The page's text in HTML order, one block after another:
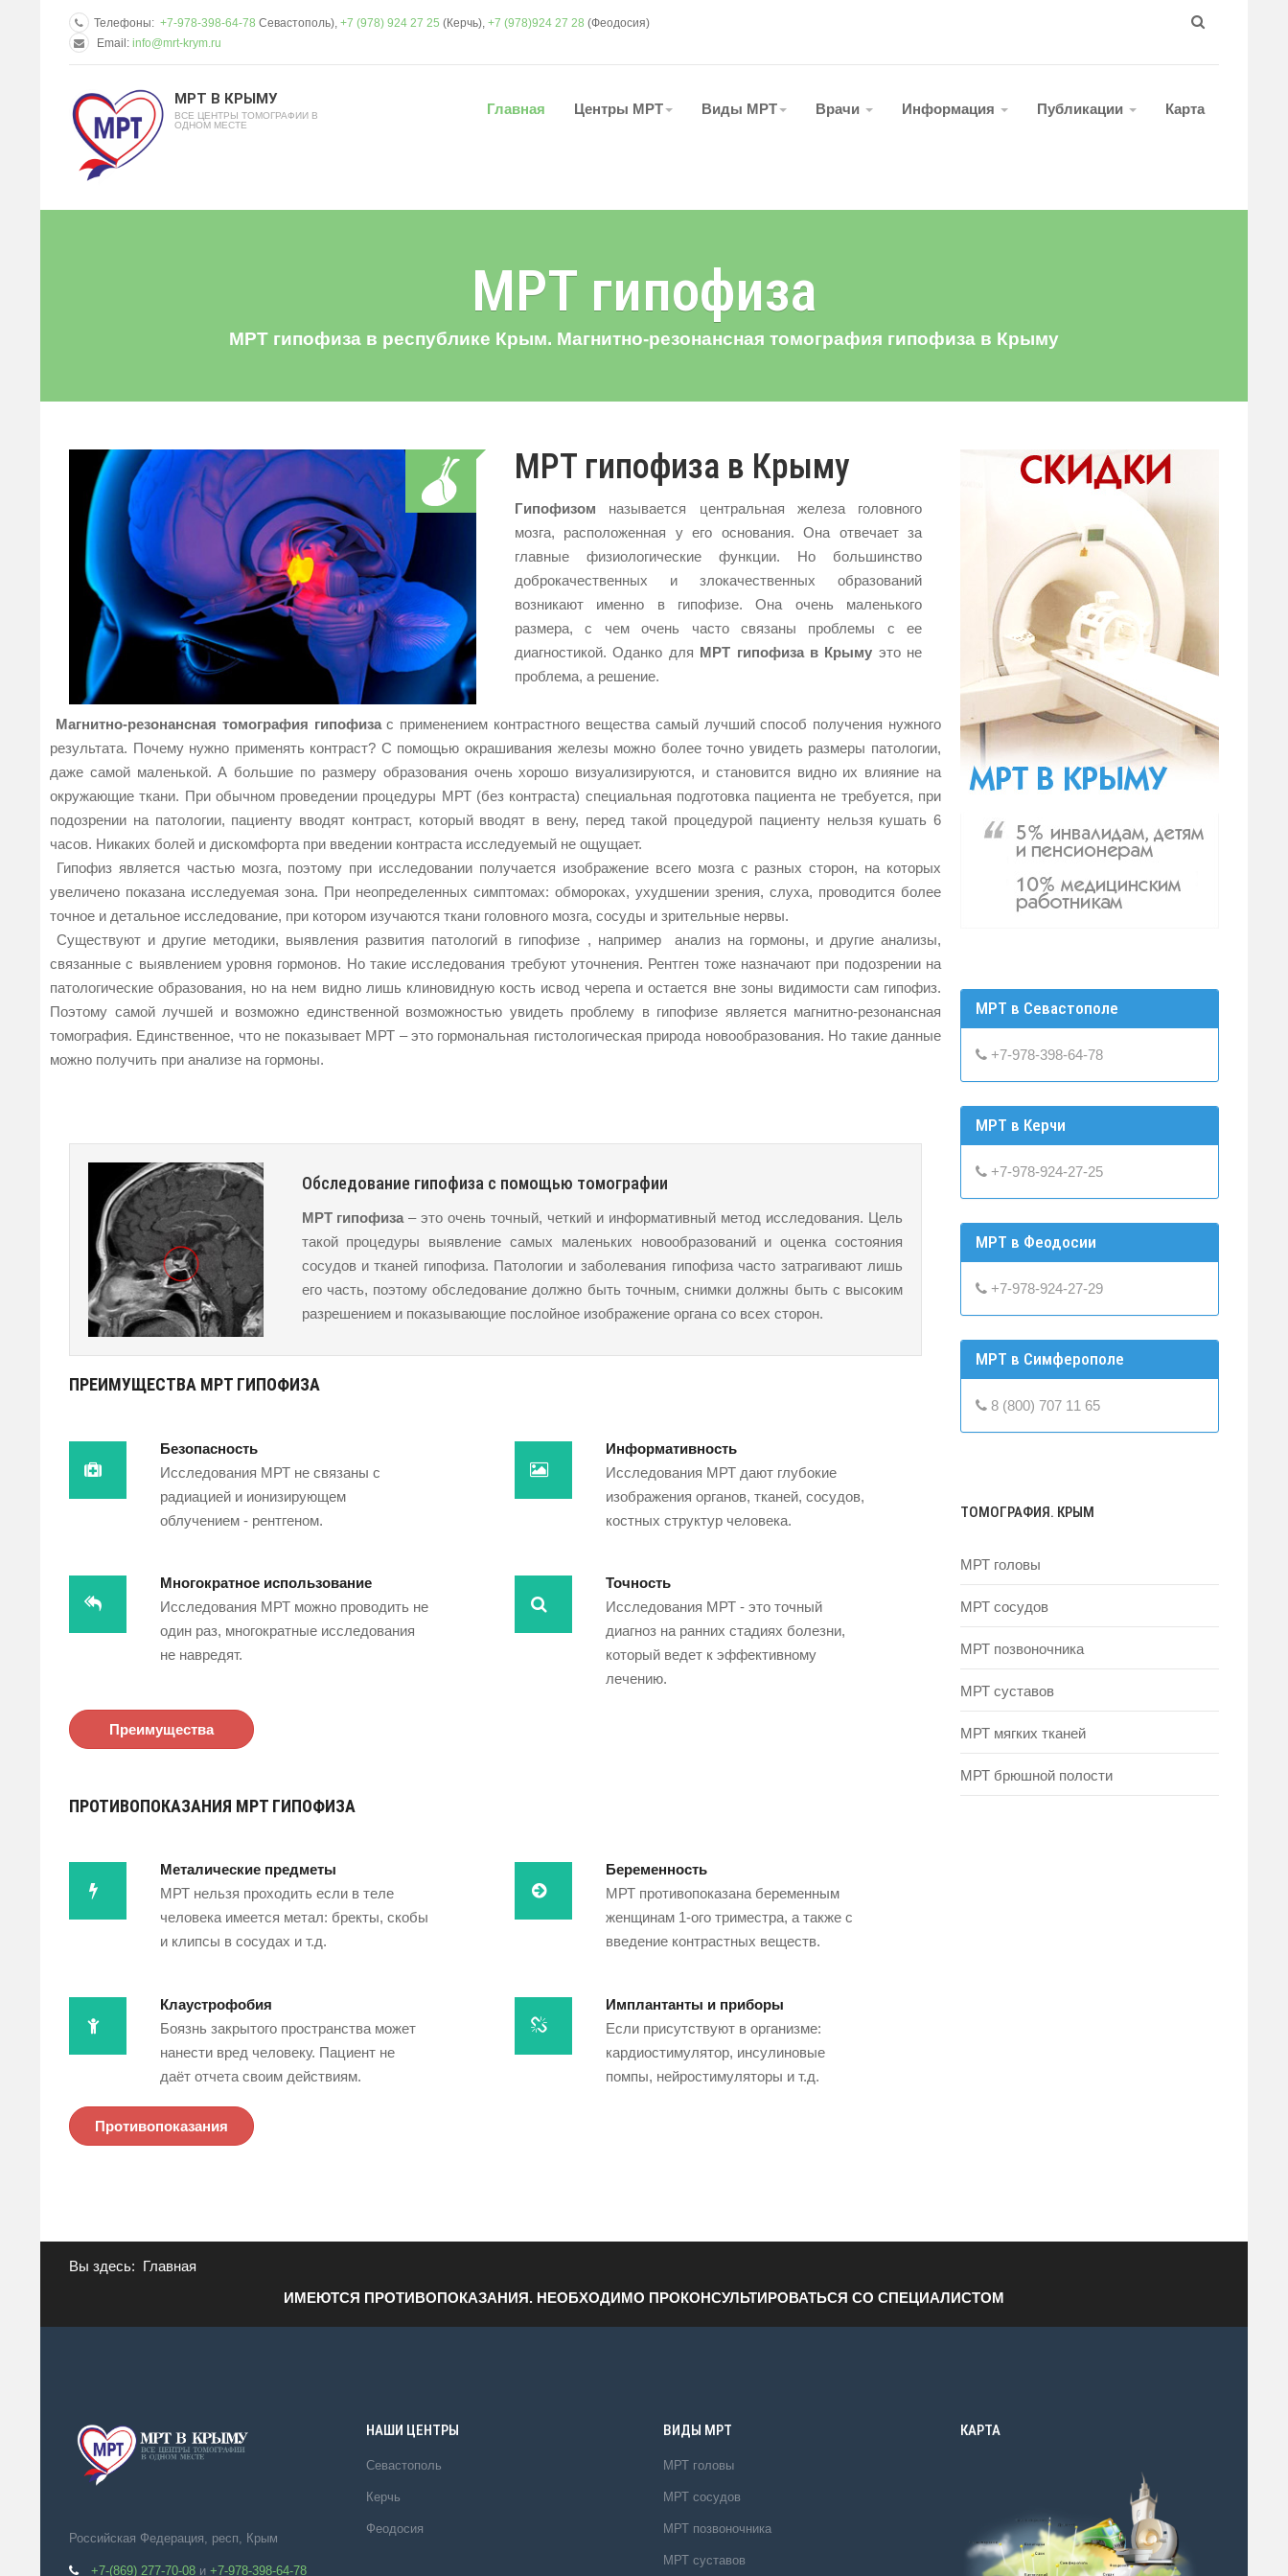
Телефоны: +7-978-398-64-78 Севастополь), +7 (978) 924 27 25 (Керчь), +7 (978)924 27 28 (Феодосия)
Email: info@mrt-krym.ru
МРТ В КРЫМУ
ВСЕ ЦЕНТРЫ ТОМОГРАФИИ В
ОДНОМ МЕСТЕ
Главная Центры МРТ Виды МРТ Врачи Информация Публикации Карта
МРТ гипофиза
МРТ гипофиза в республике Крым. Магнитно-резонансная томография гипофиза в Крыму
МРТ гипофиза в Крыму
Гипофизом называется центральная железа головного
мозга, расположенная у его основания. Она отвечает за
главные физиологические функции. Но большинство
доброкачественных и злокачественных образований
возникают именно в гипофизе. Она очень маленького
размера, с чем очень часто связаны проблемы с ее
диагностикой. Оданко для МРТ гипофиза в Крыму это не
проблема, а решение.
Магнитно-резонансная томография гипофизас применением контрастного вещества самый лучший способ получения нужного
результата. Почему нужно применять контраст? С помощью окрашивания железы можно более точно увидеть размеры патологии,
даже самой маленькой. А большие по размеру образования очень хорошо визуализируются, и становится видно их влияние на
окружающие ткани. При обычном проведении процедуры МРТ (без контраста) специальная подготовка пациента не требуется, при
подозрении на патологии, пациенту вводят контраст, который вводят в вену, перед такой процедурой пациенту нельзя кушать 6
часов. Никаких болей и дискомфорта при введении контраста исследуемый не ощущает.
Гипофиз является частью мозга, поэтому при исследовании получается изображение всего мозга с разных сторон, на которых
увеличено показана исследуемая зона. При неопределенных симптомах: обмороках, ухудшении зрения, слуха, проводится более
точное и детальное исследование, при котором изучаются ткани головного мозга, сосуды и зрительные нервы.
Существуют и другие методики, выявления развития патологий в гипофизе , например анализ на гормоны, и другие анализы,
связанные с выявлением уровня гормонов. Но такие исследования требуют уточнения. Рентген тоже назначают при подозрении на
патологические образования, но на нем видно лишь клиновидную кость исвод черепа и остается вне зоны видимости сам гипофиз.
Поэтому самой лучшей и возможно единственной возможностью увидеть проблему в гипофизе является магнитно-резонансная
томография. Единственное, что не показывает МРТ – это гормональная гистологическая природа новообразования. Но такие данные
можно получить при анализе на гормоны.
Обследование гипофиза с помощью томографии
МРТ гипофиза – это очень точный, четкий и информативный метод исследования. Цель
такой процедуры выявление самых маленьких новообразований и оценка состояния
сосудов и тканей гипофиза. Патологии и заболевания гипофиза часто затрагивают лишь
его часть, поэтому обследование должно быть точным, снимки должны быть с высоким
разрешением и показывающие послойное изображение органа со всех сторон.
ПРЕИМУЩЕСТВА МРТ ГИПОФИЗА
Безопасность
Исследования МРТ не связаны с
радиацией и ионизирующем
облучением - рентгеном.
Многократное использование
Исследования МРТ можно проводить не
один раз, многократные исследования
не навредят.
Информативность
Исследования МРТ дают глубокие
изображения органов, тканей, сосудов,
костных структур человека.
Точность
Исследования МРТ - это точный
диагноз на ранних стадиях болезни,
который ведет к эффективному
лечению.
Преимущества
ПРОТИВОПОКАЗАНИЯ МРТ ГИПОФИЗА
Металические предметы
МРТ нельзя проходить если в теле
человека имеется метал: бректы, скобы
и клипсы в сосудах и т.д.
Клаустрофобия
Боязнь закрытого пространства может
нанести вред человеку. Пациент не
даёт отчета своим действиям.
Беременность
МРТ противопоказана беременным
женщинам 1-ого триместра, а также с
введение контрастных веществ.
Имплантанты и приборы
Если присутствуют в организме:
кардиостимулятор, инсулиновые
помпы, нейростимуляторы и т.д.
Противопоказания
МРТ в Севастополе
+7-978-398-64-78
МРТ в Керчи
+7-978-924-27-25
МРТ в Феодосии
+7-978-924-27-29
МРТ в Симферополе
8 (800) 707 11 65
ТОМОГРАФИЯ. КРЫМ
МРТ головы
МРТ сосудов
МРТ позвоночника
МРТ суставов
МРТ мягких тканей
МРТ брюшной полости
Вы здесь: Главная
ИМЕЮТСЯ ПРОТИВОПОКАЗАНИЯ. НЕОБХОДИМО ПРОКОНСУЛЬТИРОВАТЬСЯ СО СПЕЦИАЛИСТОМ
Российская Федерация, респ, Крым
+7-(869) 277-70-08и +7-978-398-64-78
НАШИ ЦЕНТРЫ
Севастополь
Керчь
Феодосия
ВИДЫ МРТ
МРТ головы
МРТ сосудов
МРТ позвоночника
МРТ суставов
КАРТА